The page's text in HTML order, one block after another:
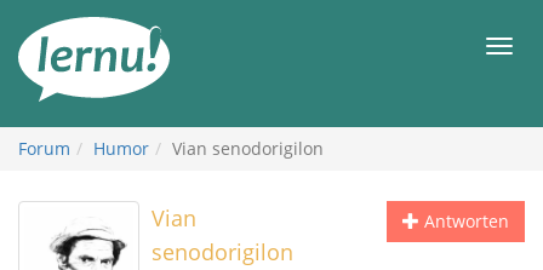
Inhalt
Forum Humor Vian senodorigilon
Antworten
Vian
senodorigilon